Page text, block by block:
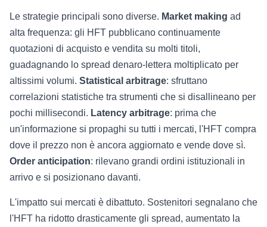
Le strategie principali sono diverse. Market making ad
alta frequenza: gli HFT pubblicano continuamente
quotazioni di acquisto e vendita su molti titoli,
guadagnando lo spread denaro-lettera moltiplicato per
altissimi volumi. Statistical arbitrage: sfruttano
correlazioni statistiche tra strumenti che si disallineano per
pochi millisecondi. Latency arbitrage: prima che
un'informazione si propaghi su tutti i mercati, l'HFT compra
dove il prezzo non è ancora aggiornato e vende dove sì.
Order anticipation: rilevano grandi ordini istituzionali in
arrivo e si posizionano davanti.
L'impatto sui mercati è dibattuto. Sostenitori segnalano che
l'HFT ha ridotto drasticamente gli spread, aumentato la